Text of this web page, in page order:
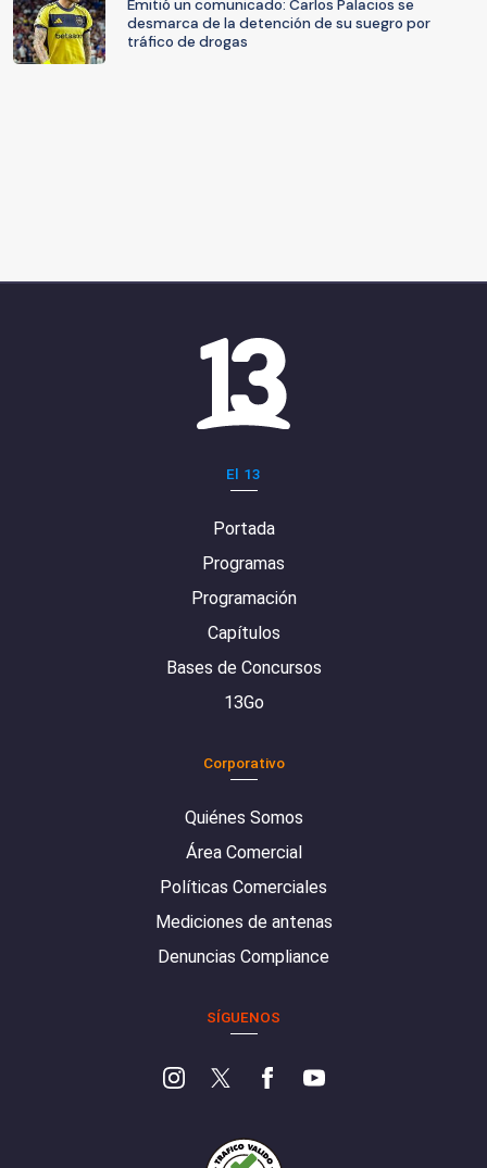
Emitió un comunicado: Carlos Palacios se
desmarca de la detención de su suegro por
tráfico de drogas
El 13
Portada
Programas
Programación
Capítulos
Bases de Concursos
13Go
Corporativo
Quiénes Somos
Área Comercial
Políticas Comerciales
Mediciones de antenas
Denuncias Compliance
SÍGUENOS